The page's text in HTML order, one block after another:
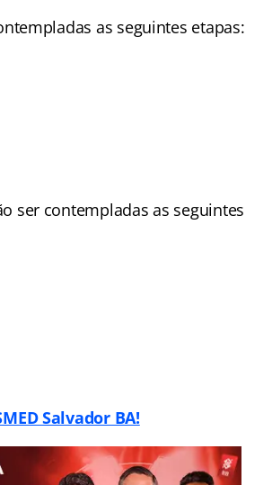
as seguintes etapas:
ser contempladas as seguintes
Salvador BA!